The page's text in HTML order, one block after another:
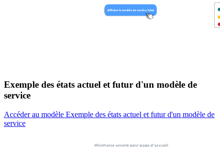
Exemple des états actuel et futur d'un modèle de
service
Accéder au modèle Exemple des états actuel et futur d'un modèle de
service